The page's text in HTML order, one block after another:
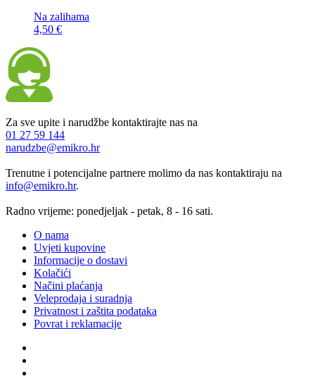
Na zalihama
4,50 €
Za sve upite i narudžbe kontaktirajte nas na
01 27 59 144
narudzbe@emikro.hr
Trenutne i potencijalne partnere molimo da nas kontaktiraju na
info@emikro.hr.
Radno vrijeme: ponedjeljak - petak, 8 - 16 sati.
O nama
Uvjeti kupovine
Informacije o dostavi
Kolačići
Načini plaćanja
Veleprodaja i suradnja
Privatnost i zaštita podataka
Povrat i reklamacije